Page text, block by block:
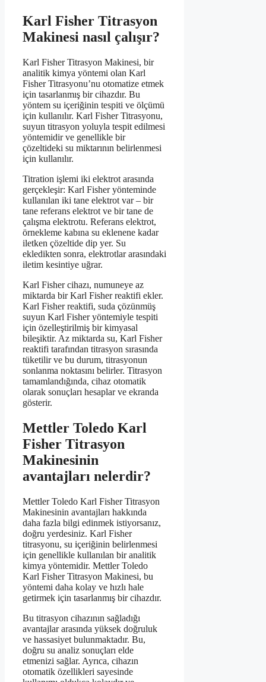
Karl Fisher Titrasyon
Makinesi nasıl çalışır?
Karl Fisher Titrasyon Makinesi, bir
analitik kimya yöntemi olan Karl
Fisher Titrasyonu’nu otomatize etmek
için tasarlanmış bir cihazdır. Bu
yöntem su içeriğinin tespiti ve ölçümü
için kullanılır. Karl Fisher Titrasyonu,
suyun titrasyon yoluyla tespit edilmesi
yöntemidir ve genellikle bir
çözeltideki su miktarının belirlenmesi
için kullanılır.
Titration işlemi iki elektrot arasında
gerçekleşir: Karl Fisher yönteminde
kullanılan iki tane elektrot var – bir
tane referans elektrot ve bir tane de
çalışma elektrotu. Referans elektrot,
örnekleme kabına su eklenene kadar
iletken çözeltide dip yer. Su
ekledikten sonra, elektrotlar arasındaki
iletim kesintiye uğrar.
Karl Fisher cihazı, numuneye az
miktarda bir Karl Fisher reaktifi ekler.
Karl Fisher reaktifi, suda çözünmüş
suyun Karl Fisher yöntemiyle tespiti
için özelleştirilmiş bir kimyasal
bileşiktir. Az miktarda su, Karl Fisher
reaktifi tarafından titrasyon sırasında
tüketilir ve bu durum, titrasyonun
sonlanma noktasını belirler. Titrasyon
tamamlandığında, cihaz otomatik
olarak sonuçları hesaplar ve ekranda
gösterir.
Mettler Toledo Karl
Fisher Titrasyon
Makinesinin
avantajları nelerdir?
Mettler Toledo Karl Fisher Titrasyon
Makinesinin avantajları hakkında
daha fazla bilgi edinmek istiyorsanız,
doğru yerdesiniz. Karl Fisher
titrasyonu, su içeriğinin belirlenmesi
için genellikle kullanılan bir analitik
kimya yöntemidir. Mettler Toledo
Karl Fisher Titrasyon Makinesi, bu
yöntemi daha kolay ve hızlı hale
getirmek için tasarlanmış bir cihazdır.
Bu titrasyon cihazının sağladığı
avantajlar arasında yüksek doğruluk
ve hassasiyet bulunmaktadır. Bu,
doğru su analiz sonuçları elde
etmenizi sağlar. Ayrıca, cihazın
otomatik özellikleri sayesinde